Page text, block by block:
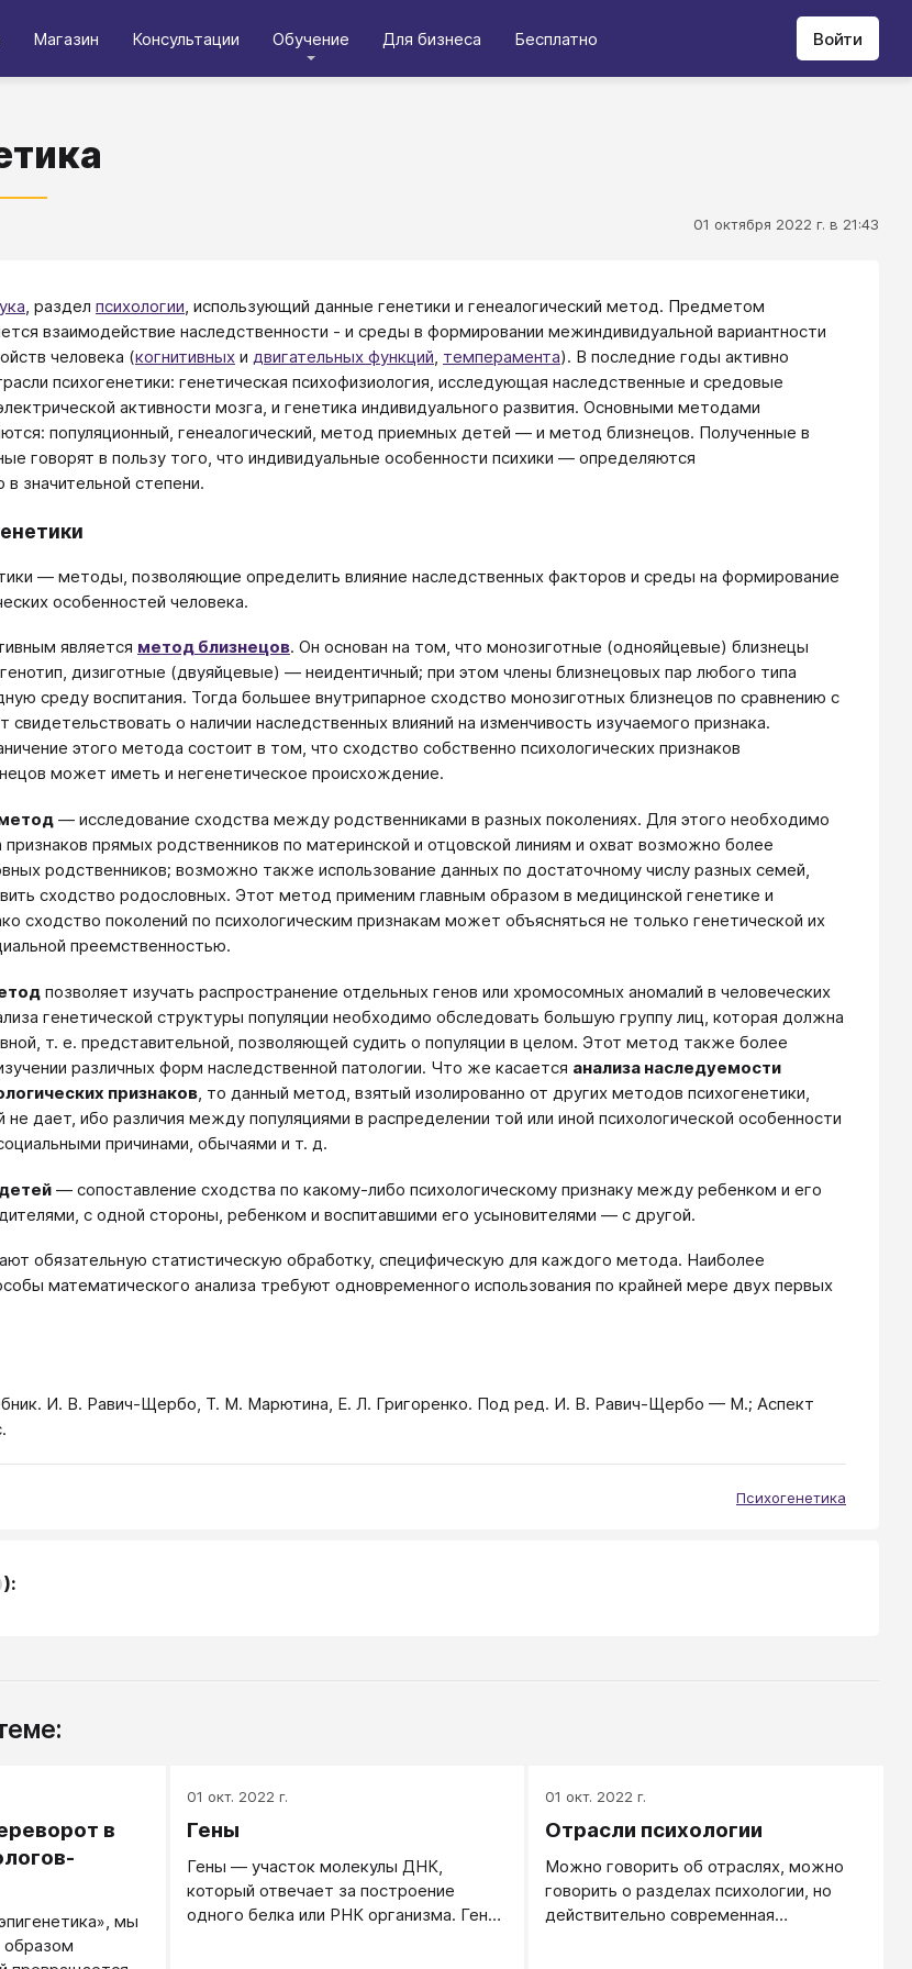
Магазин Консультации Обучение Для бизнеса Бесплатно Войти
01 октября 2022 г. в 21:43
, раздел психологии, использующий данные генетики и генеалогический метод. Предметом
взаимодействие наследственности - и среды в формировании межиндивидуальной вариантности
человека (когнитивных и двигательных функций, темперамента). В последние годы активно
психогенетики: генетическая психофизиология, исследующая наследственные и средовые
активности мозга, и генетика индивидуального развития. Основными методами
популяционный, генеалогический, метод приемных детей — и метод близнецов. Полученные в
говорят в пользу того, что индивидуальные особенности психики — определяются
значительной степени.
— методы, позволяющие определить влияние наследственных факторов и среды на формирование
особенностей человека.
является метод близнецов. Он основан на том, что монозиготные (однояйцевые) близнецы
дизиготные (двуяйцевые) — неидентичный; при этом члены близнецовых пар любого типа
среду воспитания. Тогда большее внутрипарное сходство монозиготных близнецов по сравнению с
о наличии наследственных влияний на изменчивость изучаемого признака.
этого метода состоит в том, что сходство собственно психологических признаков
может иметь и негенетическое происхождение.
— исследование сходства между родственниками в разных поколениях. Для этого необходимо
признаков прямых родственников по материнской и отцовской линиям и охват возможно более
родственников; возможно также использование данных по достаточному числу разных семей,
сходство родословных. Этот метод применим главным образом в медицинской генетике и
сходство поколений по психологическим признакам может объясняться не только генетической их
преемственностью.
позволяет изучать распространение отдельных генов или хромосомных аномалий в человеческих
генетической структуры популяции необходимо обследовать большую группу лиц, которая должна
т. е. представительной, позволяющей судить о популяции в целом. Этот метод также более
различных форм наследственной патологии. Что же касается анализа наследуемости
признаков, то данный метод, взятый изолированно от других методов психогенетики,
дает, ибо различия между популяциями в распределении той или иной психологической особенности
причинами, обычаями и т. д.
— сопоставление сходства по какому-либо психологическому признаку между ребенком и его
с одной стороны, ребенком и воспитавшими его усыновителями — с другой.
обязательную статистическую обработку, специфическую для каждого метода. Наиболее
математического анализа требуют одновременного использования по крайней мере двух первых
И. В. Равич-Щербо, Т. М. Марютина, Е. Л. Григоренко. Под ред. И. В. Равич-Щербо — М.; Аспект
Психогенетика
):
в
мы
01 окт. 2022 г.
Гены
Гены — участок молекулы ДНК,
который отвечает за построение
одного белка или РНК организма. Гены
01 окт. 2022 г.
Отрасли психологии
Можно говорить об отраслях, можно
говорить о разделах психологии, но
действительно современная